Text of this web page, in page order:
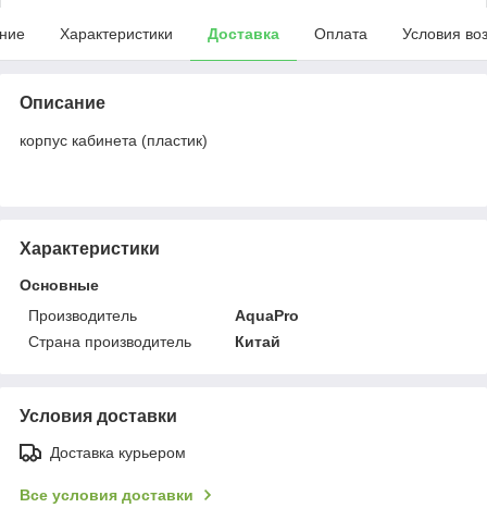
Характеристики Доставка Оплата Условия
Описание
корпус кабинета (пластик)
Характеристики
Основные
Производитель
AquaPro
Страна производитель
Китай
Условия доставки
Доставка курьером
Все условия доставки